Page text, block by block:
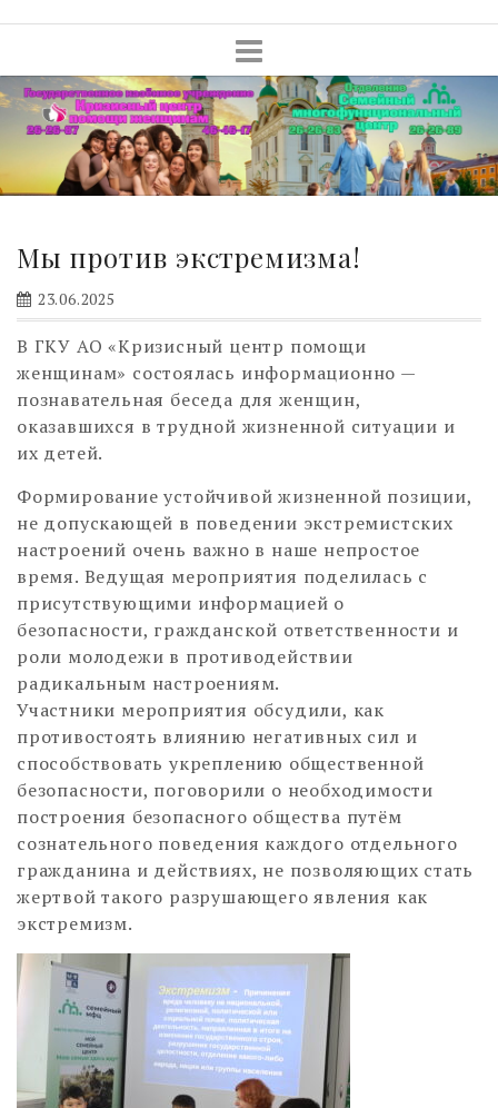
Мы против экстремизма!
23.06.2025
В ГКУ АО «Кризисный центр помощи
женщинам» состоялась информационно —
познавательная беседа для женщин,
оказавшихся в трудной жизненной ситуации и
их детей.
Формирование устойчивой жизненной позиции,
не допускающей в поведении экстремистских
настроений очень важно в наше непростое
время. Ведущая мероприятия поделилась с
присутствующими информацией о
безопасности, гражданской ответственности и
роли молодежи в противодействии
радикальным настроениям.
Участники мероприятия обсудили, как
противостоять влиянию негативных сил и
способствовать укреплению общественной
безопасности, поговорили о необходимости
построения безопасного общества путём
сознательного поведения каждого отдельного
гражданина и действиях, не позволяющих стать
жертвой такого разрушающего явления как
экстремизм.